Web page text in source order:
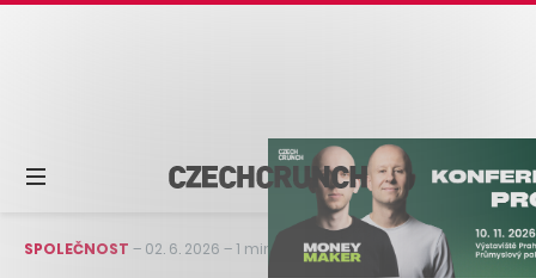
SPOLEČNOST – 02. 6. 2026 –1 min čtení